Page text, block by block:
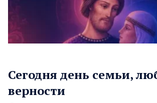
Сегодня день семьи,
верности